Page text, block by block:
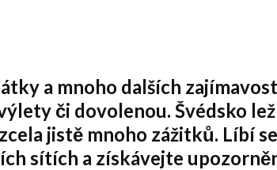
a mnoho dalších
či dovolenou. Švédsko
jistě mnoho zážitků. Líbí
sítích a získávejte